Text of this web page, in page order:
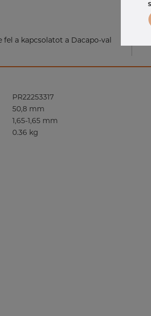
fel a kapcsolatot a Dacapo-val
PR22253317
50,8 mm
1,65-1,65 mm
0.36 kg